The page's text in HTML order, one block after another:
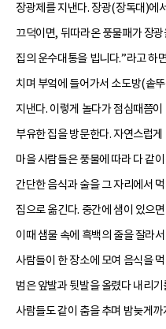
장광제를 지낸다. 장광(장독대)에
끄덕이면, 뒤따라온 풍물패가 장
집의 운수대통을 빕니다.”라고 하
치며 부엌에 들어가서 소도방(솥
지낸다. 이렇게 놀다가 점심때쯤
부유한 집을 방문한다. 자연스럽
마을 사람들은 풍물에 따라 다 같
간단한 음식과 술을 그 자리에서
집으로 옮긴다. 중간에 샘이 있으
이때 샘물 속에 흑백의 줄을 잘라
사람들이 한 장소에 모여 음식을
범은 앞발과 뒷발을 올렸다 내리
사람들도 같이 춤을 추며 밤늦게까